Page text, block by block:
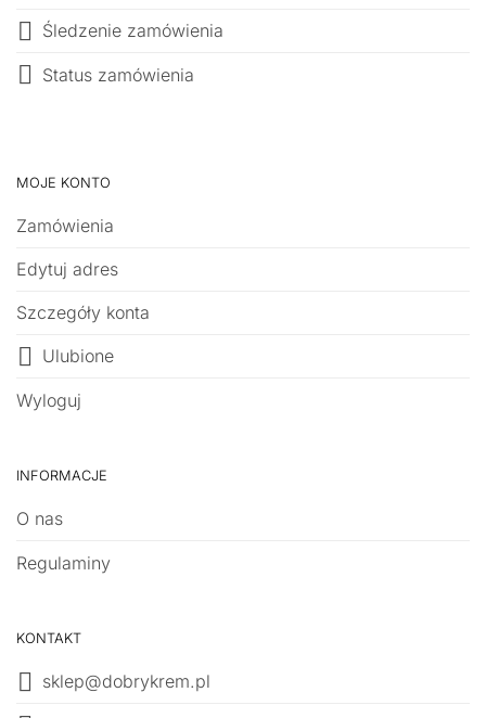
Śledzenie zamówienia
Status zamówienia
MOJE KONTO
Zamówienia
Edytuj adres
Szczegóły konta
Ulubione
Wyloguj
INFORMACJE
O nas
Regulaminy
KONTAKT
sklep@dobrykrem.pl